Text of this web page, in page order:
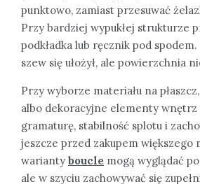
punktowo, zamiast przesuwać
Przy bardziej wypukłej strukturze
podkładka lub ręcznik pod
szew się ułożył, ale powierzchnia
Przy wyborze materiału na
albo dekoracyjne elementy
gramaturę, stabilność splotu i
jeszcze przed zakupem większego
warianty boucle mogą wyglądać
ale w szyciu zachowywać się